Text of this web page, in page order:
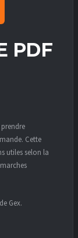
PDF
Cette
utiles selon la
Gex.